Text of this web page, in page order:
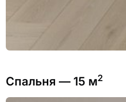
Спальня — 15 м2